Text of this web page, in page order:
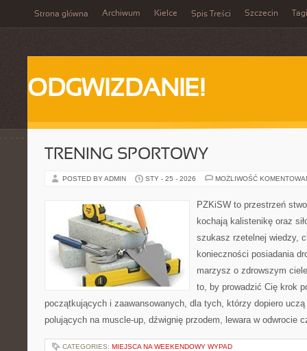
Strona główna Archiwum Kielce Spis Treści Szczecin Tagi
ODGWIZDANIE!
TRENING SPORTOWY
POSTED BY ADMIN STY - 25 - 2026 MOŻLIWOŚĆ
PZKiSW to przestrzeń
kochają kalistenikę oraz
szukasz rzetelnej wiedzy,
konieczności posiadania
marzysz o zdrowszym
to, by prowadzić Cię krok
początkujących i zaawansowanych, dla tych, którzy dopiero
polujących na muscle-up, dźwignię przodem, lewara w odwrocie
CATEGORIES: MIEJSCA NA WEEKENDOWY WYPAD